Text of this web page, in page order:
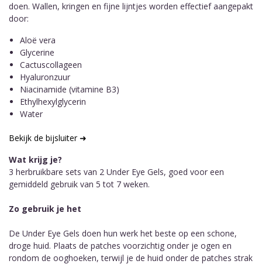
doen. Wallen, kringen en fijne lijntjes worden effectief aangepakt
door:
Aloë vera
Glycerine
Cactuscollageen
Hyaluronzuur
Niacinamide (vitamine B3)
Ethylhexylglycerin
Water
Bekijk de bijsluiter ➜
Wat krijg je?
3 herbruikbare sets van 2 Under Eye Gels, goed voor een
gemiddeld gebruik van 5 tot 7 weken.
Zo gebruik je het
De Under Eye Gels doen hun werk het beste op een schone,
droge huid. Plaats de patches voorzichtig onder je ogen en
rondom de ooghoeken, terwijl je de huid onder de patches strak